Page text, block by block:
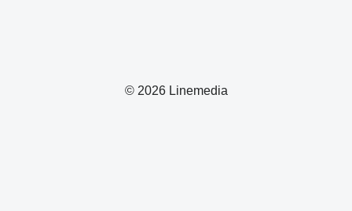
© 2026 Linemedia